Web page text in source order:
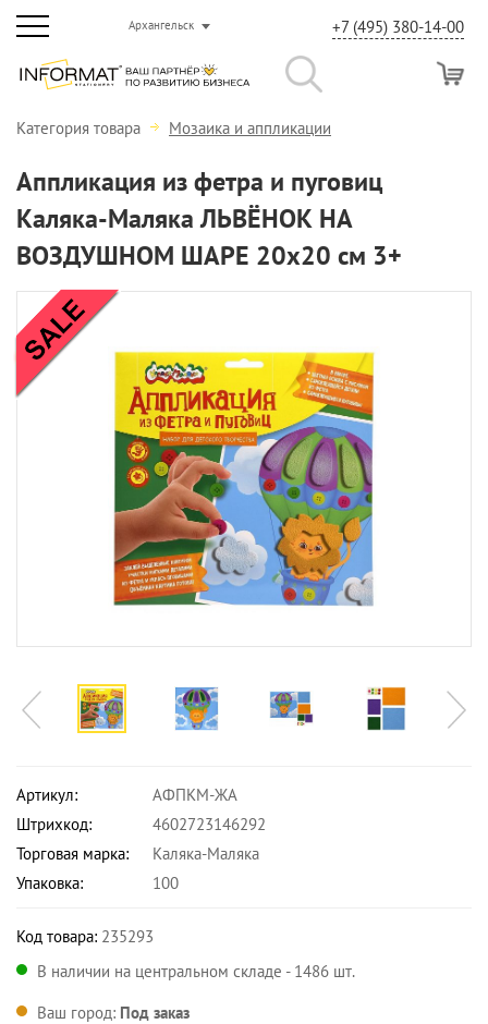
Архангельск +7 (495) 380-14-00
Категория товара Мозаика и аппликации
Аппликация из фетра и пуговиц
Каляка-Маляка ЛЬВЁНОК НА
ВОЗДУШНОМ ШАРЕ 20х20 см 3+
Артикул:
АФПКМ-ЖА
Штрихкод:
4602723146292
Торговая марка:
Каляка-Маляка
Упаковка:
100
Код товара: 235293
В наличии на центральном складе - 1486 шт.
Ваш город: Под заказ